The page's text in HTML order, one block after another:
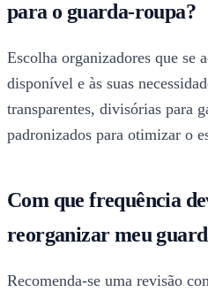
para o guarda-roupa?
Escolha organizadores que se
disponível e às suas
transparentes, divisórias para
padronizados para otimizar o
Com que frequência
reorganizar meu
Recomenda-se uma revisão